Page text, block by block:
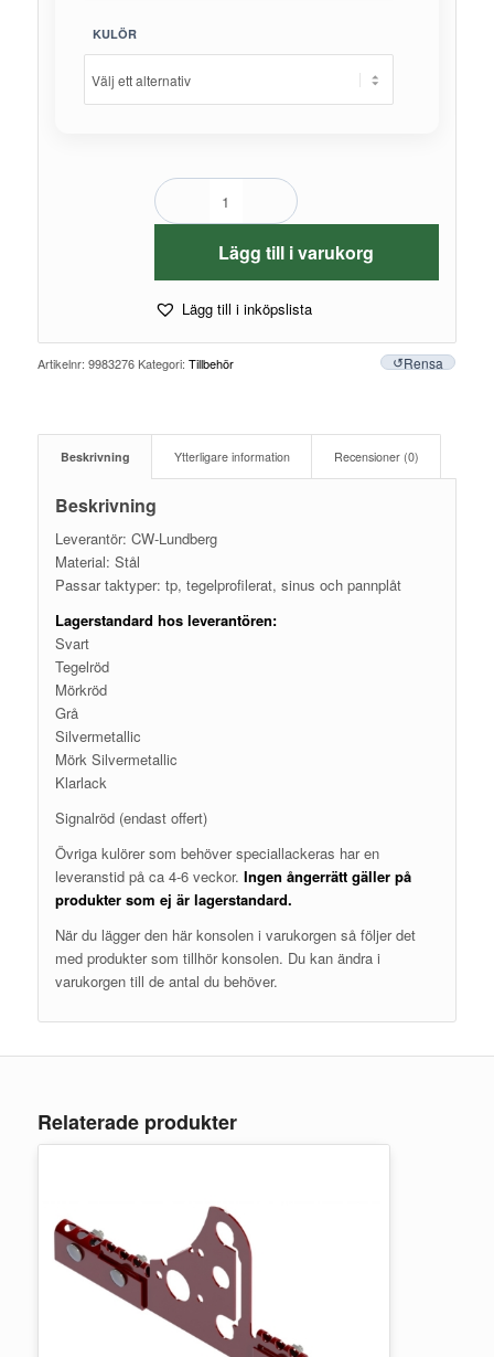
KULÖR
Rensa
Lägg till i varukorg
Lägg till i inköpslista
Artikelnr: 9983276 Kategori: Tillbehör
Beskrivning Ytterligare information Recensioner (0)
Beskrivning
Leverantör: CW-Lundberg
Material: Stål
Passar taktyper: tp, tegelprofilerat, sinus och pannplåt
Lagerstandard hos leverantören:
Svart
Tegelröd
Mörkröd
Grå
Silvermetallic
Mörk Silvermetallic
Klarlack
Signalröd (endast offert)
Övriga kulörer som behöver speciallackeras har en
leveranstid på ca 4-6 veckor. Ingen ångerrätt gäller på
produkter som ej är lagerstandard.
När du lägger den här konsolen i varukorgen så följer det
med produkter som tillhör konsolen. Du kan ändra i
varukorgen till de antal du behöver.
Relaterade produkter